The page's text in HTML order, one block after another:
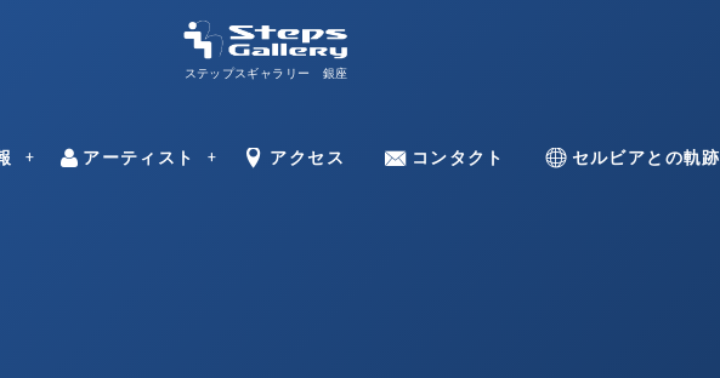
ステップスギャラリー 銀座
アーティスト
Artists アクセス
Access コンタクト
Contact セルビアとの軌跡
With Serbia